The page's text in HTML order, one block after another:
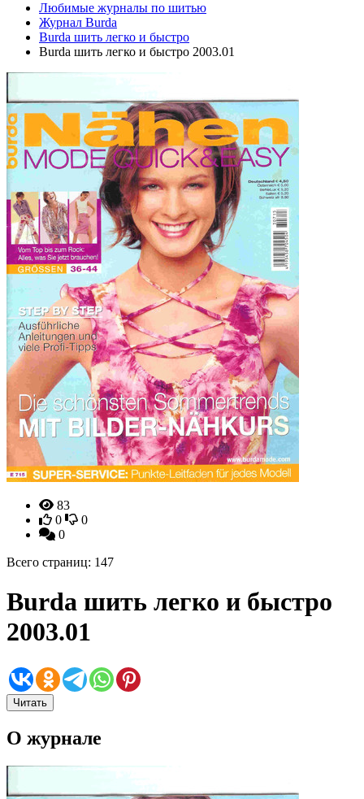
Любимые журналы по шитью
Журнал Burda
Burda шить легко и быстро
Burda шить легко и быстро 2003.01
83
0
0
0
Всего страниц: 147
Burda шить легко и быстро
2003.01
Читать
О журнале